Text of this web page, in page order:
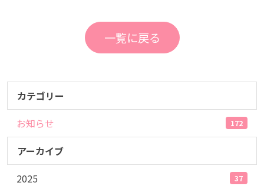
一覧に戻る
カテゴリー
お知らせ
172
アーカイブ
2025
37